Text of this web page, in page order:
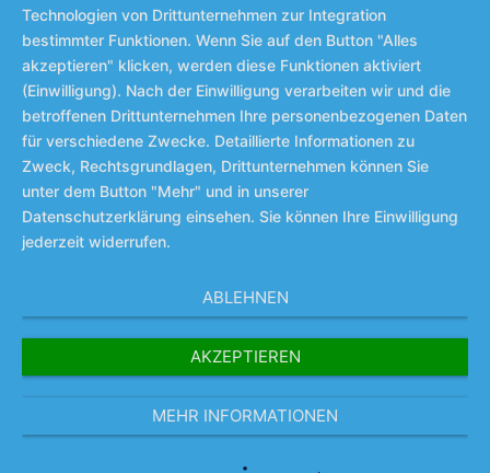
Technologien von Drittunternehmen zur Integration
bestimmter Funktionen. Wenn Sie auf den Button "Alles
akzeptieren" klicken, werden diese Funktionen aktiviert
(Einwilligung). Nach der Einwilligung verarbeiten wir und die
betroffenen Drittunternehmen Ihre personenbezogenen Daten
für verschiedene Zwecke. Detaillierte Informationen zu
Zweck, Rechtsgrundlagen, Drittunternehmen können Sie
unter dem Button "Mehr" und in unserer
Datenschutzerklärung einsehen. Sie können Ihre Einwilligung
jederzeit widerrufen.
ABLEHNEN
AKZEPTIEREN
MEHR INFORMATIONEN